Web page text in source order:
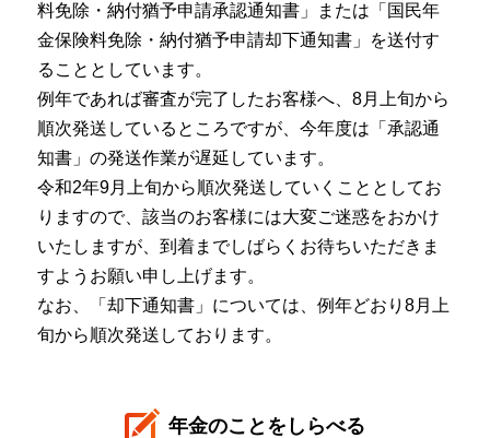
料免除・納付猶予申請承認通知書」または「国民年
金保険料免除・納付猶予申請却下通知書」を送付す
ることとしています。
例年であれば審査が完了したお客様へ、8月上旬から
順次発送しているところですが、今年度は「承認通
知書」の発送作業が遅延しています。
令和2年9月上旬から順次発送していくこととしてお
りますので、該当のお客様には大変ご迷惑をおかけ
いたしますが、到着までしばらくお待ちいただきま
すようお願い申し上げます。
なお、「却下通知書」については、例年どおり8月上
旬から順次発送しております。
年金のことをしらべる